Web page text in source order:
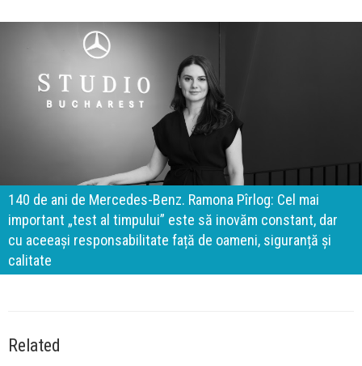
140 de ani de Mercedes-Benz. Ramona Pîrlog: Cel mai
important „test al timpului” este să inovăm constant, dar
cu aceeași responsabilitate față de oameni, siguranță și
calitate
Related